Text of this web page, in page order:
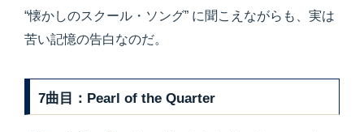
“懐かしのスクール・ソング” に聞こえながらも、実は
苦い記憶の告白なのだ。
7曲目：Pearl of the Quarter